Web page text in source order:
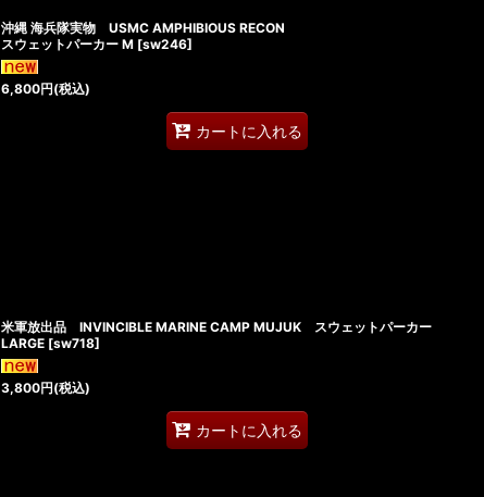
沖縄 海兵隊実物 USMC AMPHIBIOUS RECON
スウェットパーカー M [sw246]
6,800円(税込)
カートに入れる
米軍放出品 INVINCIBLE MARINE CAMP MUJUK スウェットパーカー
LARGE [sw718]
3,800円(税込)
カートに入れる